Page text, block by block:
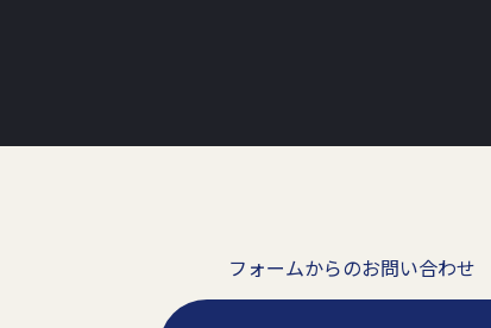
フォームからのお問い合わせ